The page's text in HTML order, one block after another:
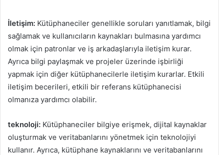
İletişim: Kütüphaneciler genellikle soruları yanıtlamak, bilgi
sağlamak ve kullanıcıların kaynakları bulmasına yardımcı
olmak için patronlar ve iş arkadaşlarıyla iletişim kurar.
Ayrıca bilgi paylaşmak ve projeler üzerinde işbirliği
yapmak için diğer kütüphanecilerle iletişim kurarlar. Etkili
iletişim becerileri, etkili bir referans kütüphanecisi
olmanıza yardımcı olabilir.
teknoloji: Kütüphaneciler bilgiye erişmek, dijital kaynaklar
oluşturmak ve veritabanlarını yönetmek için teknolojiyi
kullanır. Ayrıca, kütüphane kaynaklarını ve veritabanlarını